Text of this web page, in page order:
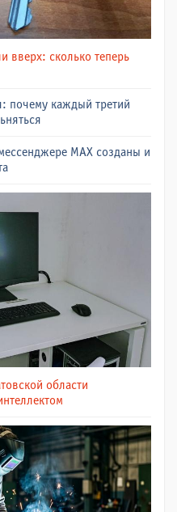
вверх: сколько теперь
почему каждый третий
МАХ созданы и
области